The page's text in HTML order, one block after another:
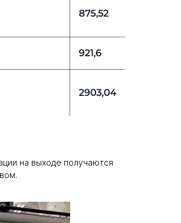
на выходе получаются